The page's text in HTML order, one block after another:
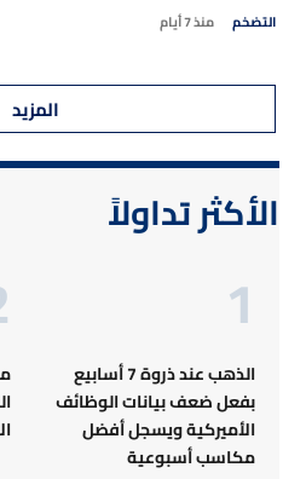
التضخم منذ 7 أيام
المزيد
الأكثر تداولاً
الذهب عند ذروة 7 أسابيع
بفعل ضعف بيانات الوظائف
الأميركية ويسجل أفضل
مكاسب أسبوعية